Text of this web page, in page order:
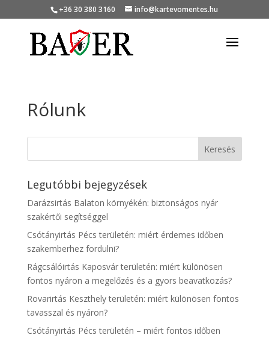
+36 30 380 3160 info@kartevomentes.hu
Rólunk
Legutóbbi bejegyzések
Darázsirtás Balaton környékén: biztonságos nyár
szakértői segítséggel
Csótányirtás Pécs területén: miért érdemes időben
szakemberhez fordulni?
Rágcsálóirtás Kaposvár területén: miért különösen
fontos nyáron a megelőzés és a gyors beavatkozás?
Rovarirtás Keszthely területén: miért különösen fontos
tavasszal és nyáron?
Csótányirtás Pécs területén – miért fontos időben